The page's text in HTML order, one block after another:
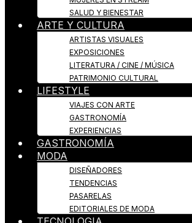
SALUD Y BIENESTAR
ARTE Y CULTURA
ARTISTAS VISUALES
EXPOSICIONES
LITERATURA / CINE / MÚSICA
PATRIMONIO CULTURAL
LIFESTYLE
VIAJES CON ARTE
GASTRONOMÍA
EXPERIENCIAS
GASTRONOMÍA
MODA
DISEÑADORES
TENDENCIAS
PASARELAS
EDITORIALES DE MODA